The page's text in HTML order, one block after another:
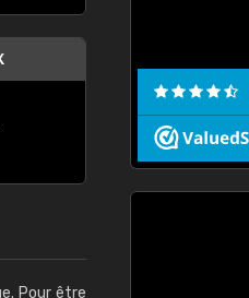
Pour être